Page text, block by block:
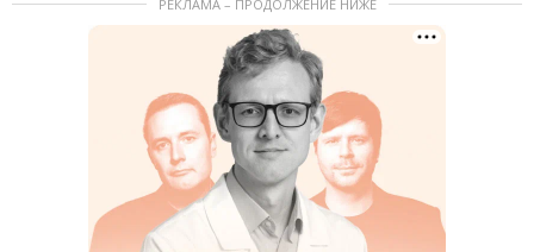
РЕКЛАМА – ПРОДОЛЖЕНИЕ НИЖЕ